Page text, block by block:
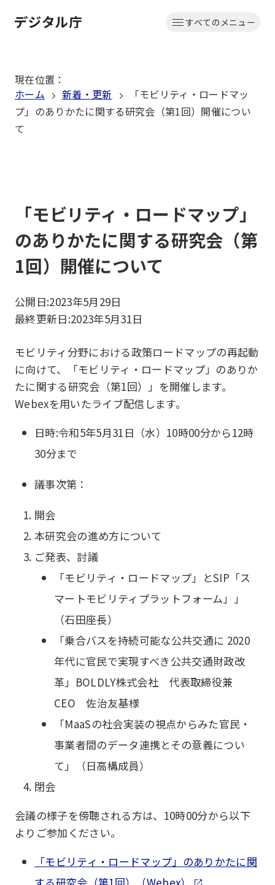
文
動
すべてのメニュー
現在位置 ：
ホーム
新着・更新
「モビリティ・ロードマッ
プ」のありかたに関する研究会（第1回）開催につい
て
「モビリティ・ロードマップ」
のありかたに関する研究会（第
1回）開催について
公開日:2023年5月29日
最終更新日:2023年5月31日
モビリティ分野における政策ロードマップの再起動
に向けて、「モビリティ・ロードマップ」のありか
たに関する研究会（第1回）」を開催します。
Webexを用いたライブ配信します。
日時:令和5年5月31日（水）10時00分から12時
30分まで
議事次第：
開会
本研究会の進め方について
ご発表、討議
「モビリティ・ロードマップ」とSIP「ス
マートモビリティプラットフォーム」」
（石田座長）
「乗合バスを持続可能な公共交通に 2020
年代に官民で実現すべき公共交通財政改
革」BOLDLY株式会社 代表取締役兼
CEO 佐治友基様
「MaaSの社会実装の視点からみた官民・
事業者間のデータ連携とその意義につい
て」（日高構成員）
閉会
会議の様子を傍聴される方は、10時00分から以下
よりご参加ください。
「モビリティ・ロードマップ」のありかたに関